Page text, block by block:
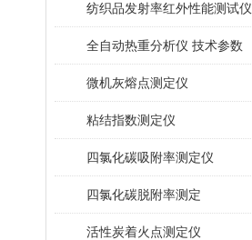
纺织品发射率红外性能测试仪
全自动热重分析仪 技术参数
微机灰熔点测定仪
粘结指数测定仪
四氯化碳吸附率测定仪
四氯化碳脱附率测定
活性炭着火点测定仪